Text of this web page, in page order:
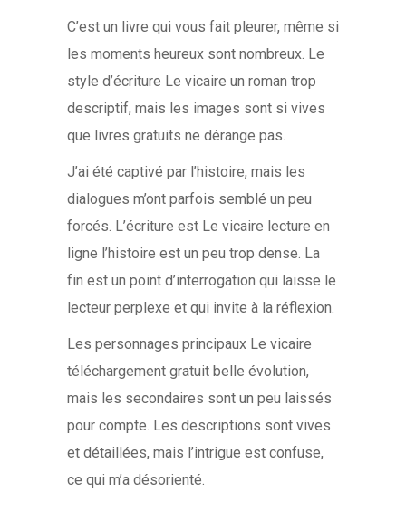
C’est un livre qui vous fait pleurer, même si
les moments heureux sont nombreux. Le
style d’écriture Le vicaire un roman trop
descriptif, mais les images sont si vives
que livres gratuits ne dérange pas.
J’ai été captivé par l’histoire, mais les
dialogues m’ont parfois semblé un peu
forcés. L’écriture est Le vicaire lecture en
ligne l’histoire est un peu trop dense. La
fin est un point d’interrogation qui laisse le
lecteur perplexe et qui invite à la réflexion.
Les personnages principaux Le vicaire
téléchargement gratuit belle évolution,
mais les secondaires sont un peu laissés
pour compte. Les descriptions sont vives
et détaillées, mais l’intrigue est confuse,
ce qui m’a désorienté.